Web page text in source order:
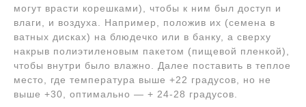
могут врасти корешками), чтобы к ним был доступ и
влаги, и воздуха. Например, положив их (семена в
ватных дисках) на блюдечко или в банку, а сверху
накрыв полиэтиленовым пакетом (пищевой пленкой),
чтобы внутри было влажно. Далее поставить в теплое
место, где температура выше +22 градусов, но не
выше +30, оптимально — + 24-28 градусов.